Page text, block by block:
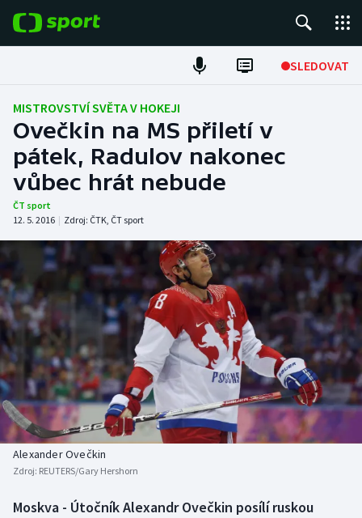
SLEDOVAT
Fotbal
Hokej
Tenis
Atletika
Cyklistika
DALŠÍ SPORTY
Americký fotbal
Baseball a softbal
Basketbal
Biatlon
NEPŘEHLÉDNĚTE
Soutěže
Historické návraty
Aplikace ČT sport
MISTROVSTVÍ SVĚTA V HOKEJI
Ovečkin na MS přiletí v
pátek, Radulov nakonec
vůbec hrát nebude
ČT sport
12. 5. 2016 | Zdroj: ČTK, ČT sport
Alexander Ovečkin
Zdroj: REUTERS/Gary Hershorn
Moskva - Útočník Alexandr Ovečkin posílí ruskou